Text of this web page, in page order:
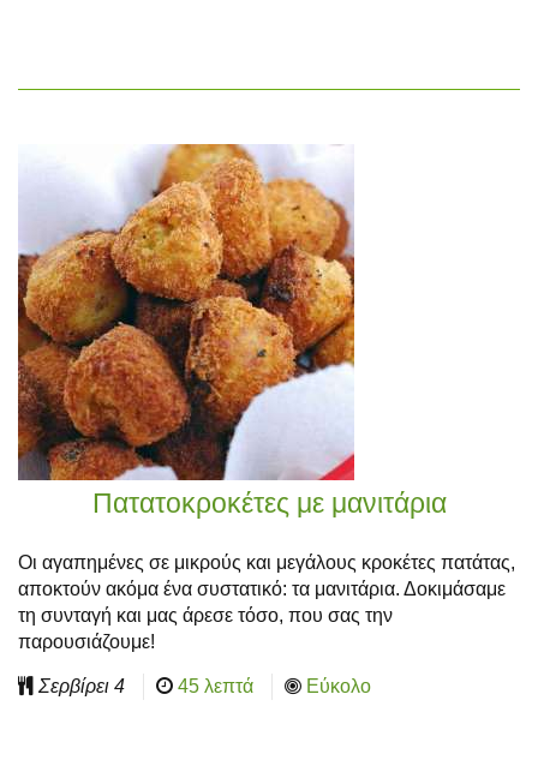
Πατατοκροκέτες με μανιτάρια
Οι αγαπημένες σε μικρούς και μεγάλους κροκέτες πατάτας,
αποκτούν ακόμα ένα συστατικό: τα μανιτάρια. Δοκιμάσαμε
τη συνταγή και μας άρεσε τόσο, που σας την
παρουσιάζουμε!
Σερβίρει 4 45 λεπτά Εύκολο